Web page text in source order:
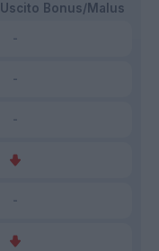
Uscito Bonus/Malus